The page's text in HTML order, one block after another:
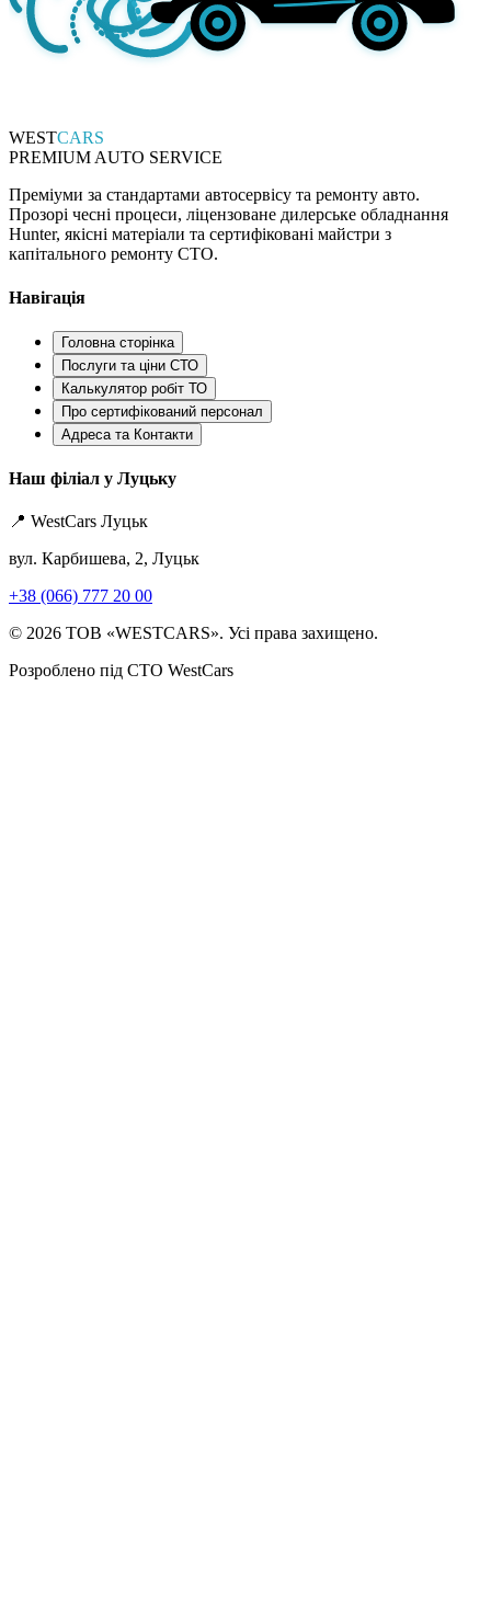
WESTCARS
PREMIUM AUTO SERVICE
Преміуми за стандартами автосервісу та ремонту авто.
Прозорі чесні процеси, ліцензоване дилерське обладнання
Hunter, якісні матеріали та сертифіковані майстри з
капітального ремонту СТО.
Навігація
Головна сторінка
Послуги та ціни СТО
Калькулятор робіт ТО
Про сертифікований персонал
Адреса та Контакти
Наш філіал у Луцьку
📍 WestCars Луцьк
вул. Карбишева, 2, Луцьк
+38 (066) 777 20 00
© 2026 ТОВ «WESTCARS». Усі права захищено.
Розроблено під СТО WestCars